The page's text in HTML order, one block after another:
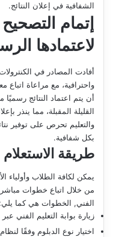
الشفافية في إعلان النتائج.
إتمام التصحيح
لاعتمادها
أفادت المصادر في
واحترافية، مع مراعاة اتباع
أن يتم اعتماد النتائج
القليلة المقبلة، مما ينذر
والتعليم تحرص على توفير
بكل شفافية.
طريقة
يمكن لكافة الطلاب وأولياء
من خلال اتباع خطوات
الفني, الخطوات هي كما يلي:
زيارة بوابة التعليم الفني
اختيار نوع الدبلوم وفقًا